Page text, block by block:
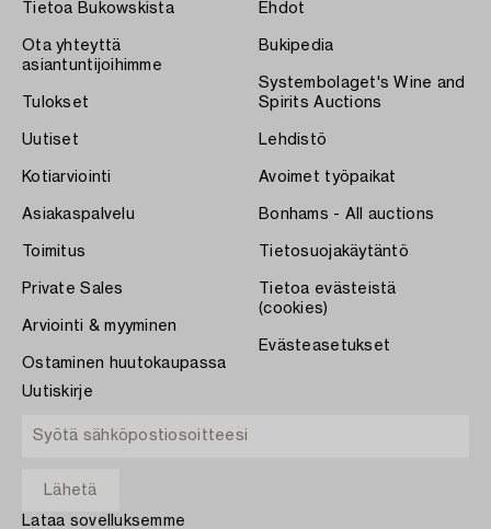
Tietoa Bukowskista
Ota yhteyttä
asiantuntijoihimme
Tulokset
Uutiset
Kotiarviointi
Asiakaspalvelu
Toimitus
Private Sales
Arviointi & myyminen
Ostaminen huutokaupassa
Ehdot
Bukipedia
Systembolaget's Wine and
Spirits Auctions
Lehdistö
Avoimet työpaikat
Bonhams - All auctions
Tietosuojakäytäntö
Tietoa evästeistä
(cookies)
Evästeasetukset
Uutiskirje
Lataa sovelluksemme